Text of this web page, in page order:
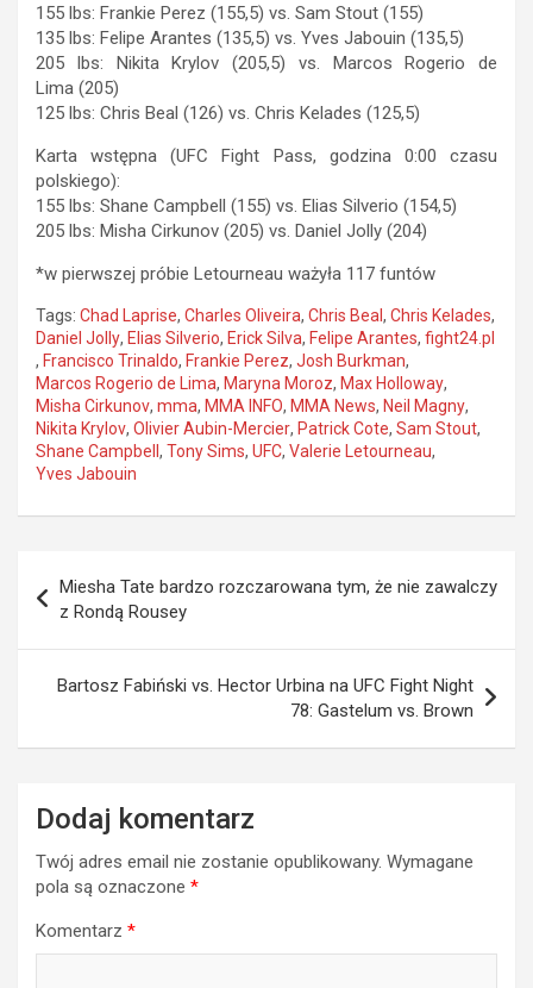
155 lbs: Frankie Perez (155,5) vs. Sam Stout (155)
135 lbs: Felipe Arantes (135,5) vs. Yves Jabouin (135,5)
205 lbs: Nikita Krylov (205,5) vs. Marcos Rogerio de
Lima (205)
125 lbs: Chris Beal (126) vs. Chris Kelades (125,5)
Karta wstępna (UFC Fight Pass, godzina 0:00 czasu
polskiego):
155 lbs: Shane Campbell (155) vs. Elias Silverio (154,5)
205 lbs: Misha Cirkunov (205) vs. Daniel Jolly (204)
*w pierwszej próbie Letourneau ważyła 117 funtów
Tags: Chad Laprise, Charles Oliveira, Chris Beal , Chris Kelades,
Daniel Jolly, Elias Silverio, Erick Silva, Felipe Arantes, fight24.pl
, Francisco Trinaldo, Frankie Perez, Josh Burkman,
Marcos Rogerio de Lima, Maryna Moroz, Max Holloway,
Misha Cirkunov, mma, MMA INFO, MMA News, Neil Magny,
Nikita Krylov, Olivier Aubin-Mercier, Patrick Cote, Sam Stout,
Shane Campbell , Tony Sims, UFC, Valerie Letourneau,
Yves Jabouin
wpisu
Miesha Tate bardzo rozczarowana tym, że nie zawalczy
z Rondą Rousey
Bartosz Fabiński vs. Hector Urbina na UFC Fight Night
78: Gastelum vs. Brown
Dodaj komentarz
Twój adres email nie zostanie opublikowany. Wymagane
pola są oznaczone *
Komentarz *